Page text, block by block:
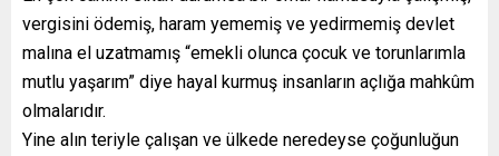
vergisini ödemiş, haram yememiş ve yedirmemiş devlet
malına el uzatmamış “emekli olunca çocuk ve torunlarımla
mutlu yaşarım” diye hayal kurmuş insanların açlığa mahkûm
olmalarıdır.
Yine alın teriyle çalışan ve ülkede neredeyse çoğunluğun